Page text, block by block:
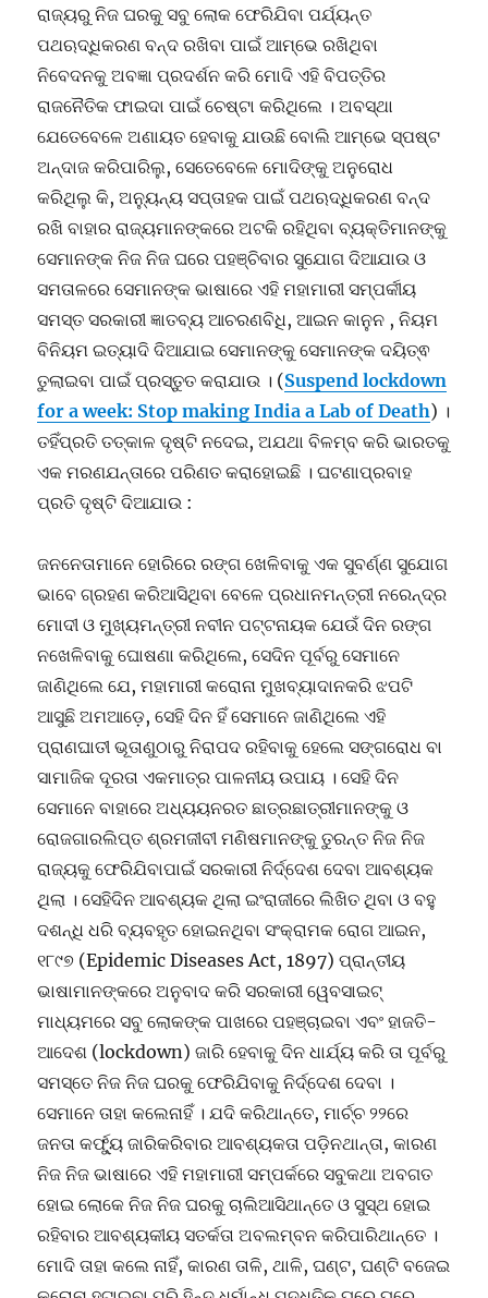
ରାଜ୍ୟରୁ ନିଜ ଘରକୁ ସବୁ ଲୋକ ଫେରିଯିବା ପର୍ଯ୍ୟନ୍ତ
ପଥଋଦ୍ଧିକରଣ ବନ୍ଦ ରଖିବା ପାଇଁ ଆମ୍ଭେ ରଖିଥିବା
ନିବେଦନକୁ ଅବଜ୍ଞା ପ୍ରଦର୍ଶନ କରି ମୋଦି ଏହି ବିପତ୍ତିର
ରାଜନୈତିକ ଫାଇଦା ପାଇଁ ଚେଷ୍ଟା କରିଥିଲେ । ଅବସ୍ଥା
ଯେତେବେଳେ ଅଣାୟତ ହେବାକୁ ଯାଉଛି ବୋଲି ଆମ୍ଭେ ସ୍ପଷ୍ଟ
ଅନ୍ଦାଜ କରିପାରିଲୁ, ସେତେବେଳେ ମୋଦିଙ୍କୁ ଅନୁରୋଧ
କରିଥିଲୁ କି, ଅନ୍ୟୁନ୍ୟ ସପ୍ତାହକ ପାଇଁ ପଥଋଦ୍ଧିକରଣ ବନ୍ଦ
ରଖି ବାହାର ରାଜ୍ୟମାନଙ୍କରେ ଅଟକି ରହିଥିବା ବ୍ୟକ୍ତିମାନଙ୍କୁ
ସେମାନଙ୍କ ନିଜ ନିଜ ଘରେ ପହଞ୍ଚିବାର ସୁଯୋଗ ଦିଆଯାଉ ଓ
ସମତାଳରେ ସେମାନଙ୍କ ଭାଷାରେ ଏହି ମହାମାରୀ ସମ୍ପର୍କୀୟ
ସମସ୍ତ ସରକାରୀ ଜ୍ଞାତବ୍ୟ ଆଚରଣବିଧି, ଆଇନ କାନୁନ , ନିୟମ
ବିନିୟମ ଇତ୍ୟାଦି ଦିଆଯାଇ ସେମାନଙ୍କୁ ସେମାନଙ୍କ ଦୟିତ୍ଵ
ତୁଲାଇବା ପାଇଁ ପ୍ରସ୍ତୁତ କରାଯାଉ । (Suspend lockdown
for a week: Stop making India a Lab of Death) ।
ତହିଁପ୍ରତି ତତ୍କାଳ ଦୃଷ୍ଟି ନଦେଇ, ଅଯଥା ବିଳମ୍ବ କରି ଭାରତକୁ
ଏକ ମରଣଯନ୍ତାରେ ପରିଣତ କରାହୋଇଛି । ଘଟଣାପ୍ରବାହ
ପ୍ରତି ଦୃଷ୍ଟି ଦିଆଯାଉ :
ଜନନେତାମାନେ ହୋରିରେ ରଙ୍ଗ ଖେଳିବାକୁ ଏକ ସୁବର୍ଣ୍ଣ ସୁଯୋଗ
ଭାବେ ଗ୍ରହଣ କରିଆସିଥିବା ବେଳେ ପ୍ରଧାନମନ୍ତ୍ରୀ ନରେନ୍ଦ୍ର
ମୋଦୀ ଓ ମୁଖ୍ୟମନ୍ତ୍ରୀ ନବୀନ ପଟ୍ଟନାୟକ ଯେଉଁ ଦିନ ରଙ୍ଗ
ନଖେଳିବାକୁ ଘୋଷଣା କରିଥିଲେ, ସେଦିନ ପୂର୍ବରୁ ସେମାନେ
ଜାଣିଥିଲେ ଯେ, ମହାମାରୀ କରୋନା ମୁଖବ୍ୟାଦାନକରି ଝପଟି
ଆସୁଛି ଅମଆଡ଼େ, ସେହି ଦିନ ହିଁ ସେମାନେ ଜାଣିଥିଲେ ଏହି
ପ୍ରାଣଘାତୀ ଭୂତାଣୁଠାରୁ ନିରାପଦ ରହିବାକୁ ହେଲେ ସଙ୍ଗରୋଧ ବା
ସାମାଜିକ ଦୂରତା ଏକମାତ୍ର ପାଳନୀୟ ଉପାୟ । ସେହି ଦିନ
ସେମାନେ ବାହାରେ ଅଧ୍ୟୟନରତ ଛାତ୍ରଛାତ୍ରୀମାନଙ୍କୁ ଓ
ରୋଜଗାରଲିପ୍ତ ଶ୍ରମଜୀବୀ ମଣିଷମାନଙ୍କୁ ତୁରନ୍ତ ନିଜ ନିଜ
ରାଜ୍ୟକୁ ଫେରିଯିବାପାଇଁ ସରକାରୀ ନିର୍ଦ୍ଦେଶ ଦେବା ଆବଶ୍ୟକ
ଥିଲା । ସେହିଦିନ ଆବଶ୍ୟକ ଥିଲା ଇଂରାଜୀରେ ଲିଖିତ ଥିବା ଓ ବହୁ
ଦଶନ୍ଧି ଧରି ବ୍ୟବହୃତ ହୋଇନଥିବା ସଂକ୍ରାମକ ରୋଗ ଆଇନ,
୧୮୯୭ (Epidemic Diseases Act, 1897) ପ୍ରାନ୍ତୀୟ
ଭାଷାମାନଙ୍କରେ ଅନୁବାଦ କରି ସରକାରୀ ୱେବସାଇଟ୍
ମାଧ୍ୟମରେ ସବୁ ଲୋକଙ୍କ ପାଖରେ ପହଞ୍ଚାଇବା ଏବଂ ହାଜତି-
ଆଦେଶ (lockdown) ଜାରି ହେବାକୁ ଦିନ ଧାର୍ଯ୍ୟ କରି ତା ପୂର୍ବରୁ
ସମସ୍ତେ ନିଜ ନିଜ ଘରକୁ ଫେରିଯିବାକୁ ନିର୍ଦ୍ଦେଶ ଦେବା ।
ସେମାନେ ତାହା କଲେନାହିଁ । ଯଦି କରିଥାନ୍ତେ, ମାର୍ଚ୍ଚ ୨୨ରେ
ଜନତା କର୍ଫ୍ୟୁ ଜାରିକରିବାର ଆବଶ୍ୟକତା ପଡ଼ିନଥାନ୍ତା, କାରଣ
ନିଜ ନିଜ ଭାଷାରେ ଏହି ମହାମାରୀ ସମ୍ପର୍କରେ ସବୁକଥା ଅବଗତ
ହୋଇ ଲୋକେ ନିଜ ନିଜ ଘରକୁ ଚାଲିଆସିଥାନ୍ତେ ଓ ସୁସ୍ଥ ହୋଇ
ରହିବାର ଆବଶ୍ୟକୀୟ ସତର୍କତା ଅବଲମ୍ବନ କରିପାରିଥାନ୍ତେ ।
ମୋଦି ତାହା କଲେ ନାହିଁ, କାରଣ ତାଳି, ଥାଳି, ଘଣ୍ଟ, ଘଣ୍ଟି ବଜେଇ